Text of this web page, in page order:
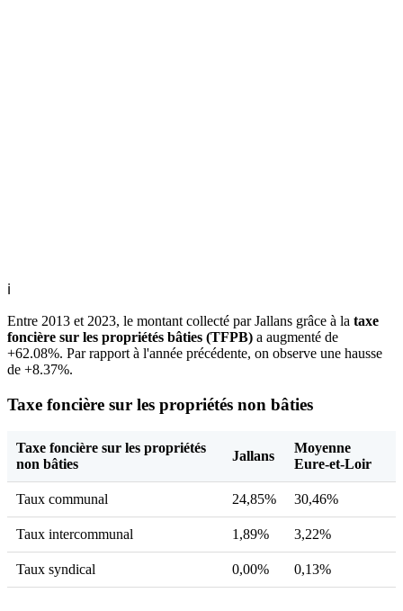
ℹ
Entre 2013 et 2023, le montant collecté par Jallans grâce à la taxe
foncière sur les propriétés bâties (TFPB) a augmenté de
+62.08%. Par rapport à l'année précédente, on observe une hausse
de +8.37%.
Taxe foncière sur les propriétés non bâties
Taxe foncière sur les propriétés
non bâties
Jallans
Moyenne
Eure-et-Loir
Taux communal 24,85% 30,46%
Taux intercommunal 1,89% 3,22%
Taux syndical 0,00% 0,13%